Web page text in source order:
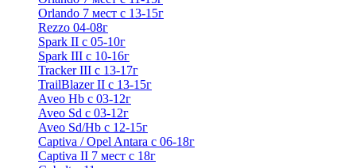
Orlando 7 мест с 13-15г
Rezzo 04-08г
Spark II с 05-10г
Spark III с 10-16г
Tracker III с 13-17г
TrailBlazer II с 13-15г
Aveo Hb с 03-12г
Aveo Sd с 03-12г
Aveo Sd/Hb с 12-15г
Captiva / Opel Antara с 06-18г
Captiva II 7 мест с 18г